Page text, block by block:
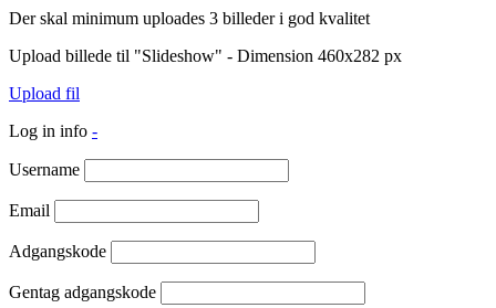
Der skal minimum uploades 3 billeder i god kvalitet
Upload billede til "Slideshow" - Dimension 460x282 px
Upload fil
Log in info -
Username
Email
Adgangskode
Gentag adgangskode